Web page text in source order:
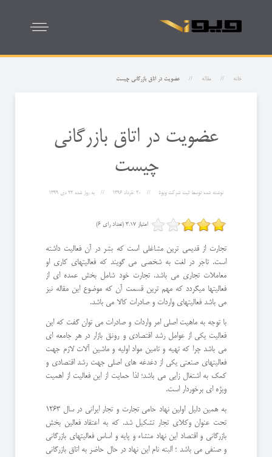
خانه مقاله عضویت در اتاق بازرگانی چیست
عضویت در اتاق بازرگانی
چیست
نوشته شده توسط ثبت شرکت ویونا 20 خرداد 1396 به روز شده 22 دی 1399
امتیاز 3.17 (تعداد رای 6)
تجارت از قدیمی ترین مشاغلی است که بشر در آن فعالیت داشته
است. تاجر در لغت به شخصی می گویند که فعالیتهای کاری او
معاملات تجاری می باشد. تجارت خود شامل بخش عمده ای از
فعالیتها میگردد که مهم ترین قسمت آن که موضوع این مقاله نیز
می باشد فعالیتهای واردات و صادرات کالا می باشد.
با توجه به ماهیت اصلی امر واردات و صادرات می توان گفت که این
فعالیت یکی از عوامل رشد اقتصادی و رونق بازار در هر جامعه ای
می باشد چرا که تهیه و تامین مواد اولیه و ماشین آلات لازم جهت
فعالیتهای صنعتی یکی از دغدغه های اصلی جهت رشد اقتصادی و
کمک به اشتغال زایی می باشد؛ لذا حمایت از این فعالیت از اهمیت
ویژه ای برخوردار است.
به همین دلیل اولین نهاد حامی تجارت و تجار ایرانی در سال 1263
تحت عنوان وکلای تجار تشکیل شد. که به اعتقاد فعالین بخش
بازرگانی و اقتصاد این نهاد منشاء و پایه و اساس فعالیتهای بازرگانی
و صنفی می باشد ؛ البته نام این نهاد در حال حاضر به اتاق بازرگانی